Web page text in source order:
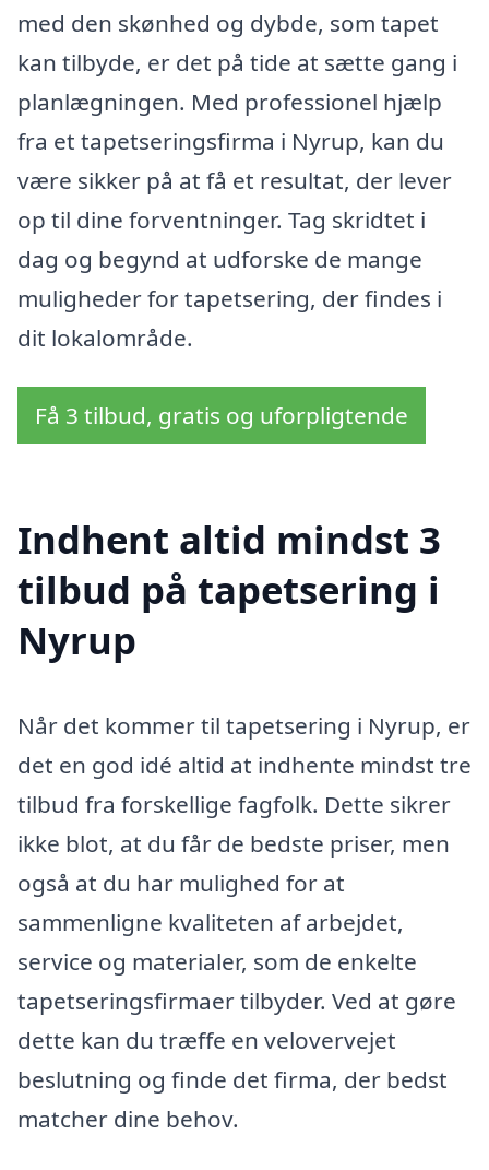
med den skønhed og dybde, som tapet
kan tilbyde, er det på tide at sætte gang i
planlægningen. Med professionel hjælp
fra et tapetseringsfirma i Nyrup, kan du
være sikker på at få et resultat, der lever
op til dine forventninger. Tag skridtet i
dag og begynd at udforske de mange
muligheder for tapetsering, der findes i
dit lokalområde.
Få 3 tilbud, gratis og uforpligtende
Indhent altid mindst 3
tilbud på tapetsering i
Nyrup
Når det kommer til tapetsering i Nyrup, er
det en god idé altid at indhente mindst tre
tilbud fra forskellige fagfolk. Dette sikrer
ikke blot, at du får de bedste priser, men
også at du har mulighed for at
sammenligne kvaliteten af arbejdet,
service og materialer, som de enkelte
tapetseringsfirmaer tilbyder. Ved at gøre
dette kan du træffe en velovervejet
beslutning og finde det firma, der bedst
matcher dine behov.